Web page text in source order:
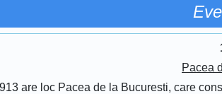
Pacea
are loc Pacea de la Bucuresti, care